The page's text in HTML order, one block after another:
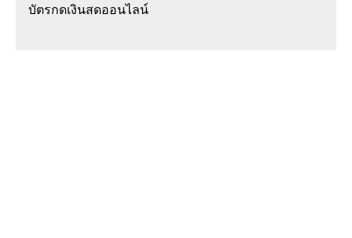
บัตรกดเงินสดออนไลน์